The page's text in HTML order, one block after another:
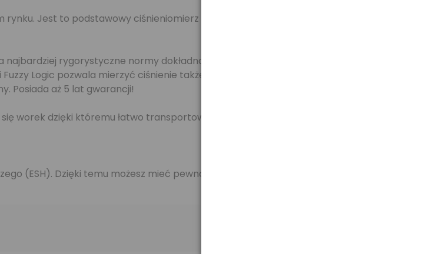
Jest to podstawowy ciśnieniomierz z rodziny Medel. Przystępna cena i łatwość
rygorystyczne normy dokładności pomiaru, narzucone przez organizację
Logic pozwala mierzyć ciśnienie także przy nieregularnej pracy serca. Niewielka
Posiada aż 5 lat gwarancji!
worek dzięki któremu łatwo transportować ciśnieniomierz wraz z mankietem.
(ESH). Dzięki temu możesz mieć pewność, że przeprowadzane badanie da